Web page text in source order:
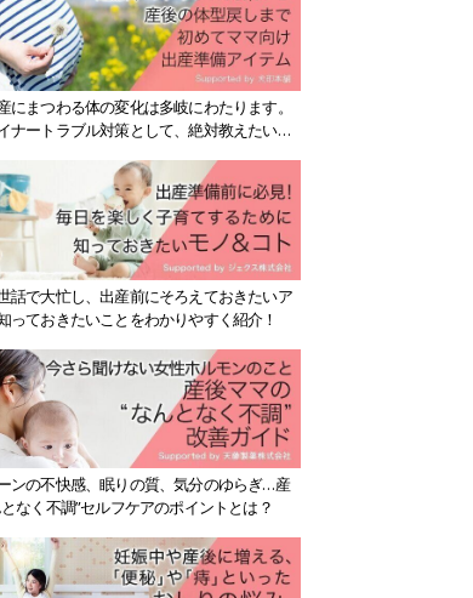
にまつわる体の変化は多岐にわたります。
ナートラブル対策として、絶対教えたい！
話で大忙し、出産前にそろえておきたいア
っておきたいことをわかりやすく紹介！
ンの不快感、眠りの質、気分のゆらぎ…産
なく不調”セルフケアのポイントとは？